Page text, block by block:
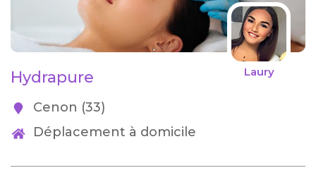
Laury
Hydrapure
Cenon (33)
Déplacement à domicile